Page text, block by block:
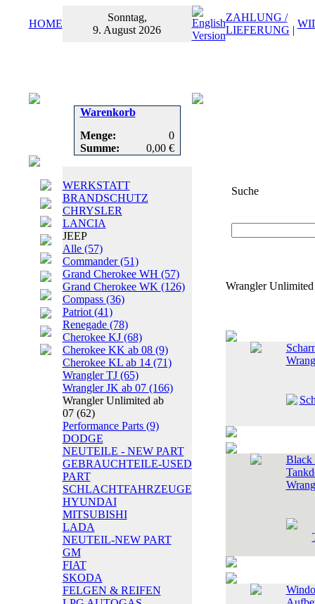
HOME
Sonntag,
9. August 2026
ZAHLUNG /
LIEFERUNG |
Warenkorb
Menge:
0
Summe:
0,00 €
WERKSTATT
BRANDSCHUTZ
CHRYSLER
LANCIA
JEEP
Alle (57)
Commander(51)
Grand Cherokee WH (57)
Grand Cherokee WK (126)
Compass (36)
Patriot (41)
Renegade (78)
Cherokee KJ (68)
Cherokee KK ab 08 (9)
Cherokee KL ab 14 (71)
Wrangler TJ (65)
Wrangler JK ab 07 (166)
Wrangler Unlimited ab
07 (62)
Performance Parts (9)
DODGE
NEUTEILE - NEW PART
GEBRAUCHTEILE-USED
PART
SCHLACHTFAHRZEUGE
HYUNDAI
MITSUBISHI
LADA
NEUTEIL-NEW PART
GM
FIAT
SKODA
FELGEN & REIFEN
Suche
Wrangler
Black